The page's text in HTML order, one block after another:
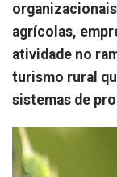
agrícolas,
atividade no
turismo rural
sistemas de